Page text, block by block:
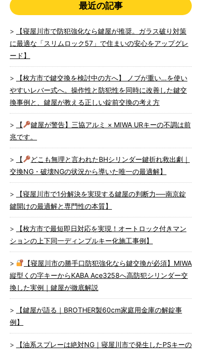
最近の記事
【寝屋川市で防犯強化なら鍵屋が推奨。ガラス破り対策
に最適な「スリムロック57」で住まいの安心をアップグレ
ード】
【枚方市で鍵交換を検討中の方へ】 ノブが重い…を使い
やすいレバー式へ。操作性と防犯性を同時に改善した鍵交
換事例と、鍵屋が教える正しい錠前交換の考え方
【
鍵屋が警告】三協アルミ × MIWA URキーの不調は前
兆です。
【
どこも無理と言われたBHシリンダー鍵折れ救出劇｜
交換NG・破壊NGの状況から導いた唯一の最適解】
【寝屋川市で1分解決を実現する鍵屋の判断力──南京錠
鍵開けの最適解と専門性の本質】
【枚方市で最短即日対応を実現！オートロック付きマン
ションの上下同一ディンプルキー化施工事例】
【寝屋川市の勝手口防犯強化なら鍵交換が必須】MIWA
縦型くの字キーからKABA Ace3258へ高防犯シリンダー交
換した実例｜鍵屋が徹底解説
【鍵屋が語る｜BROTHER製60cm家庭用金庫の解錠事
例】
【油系スプレーは絶対NG｜寝屋川市で発生したPSキーの